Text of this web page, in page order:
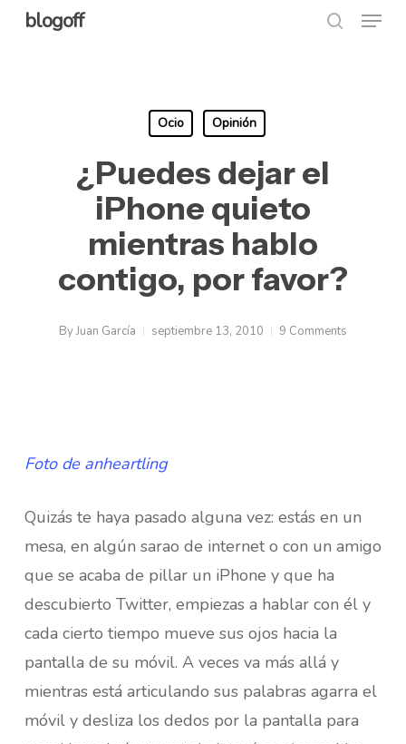
Skipblogoff Menu
Ocio Opinión
¿Puedes dejar el
iPhone quieto
mientras hablo
contigo, por favor?
ByJuan García septiembre 13, 2010 9 Comments
Foto de anheartling
Quizás te haya pasado alguna vez: estás en un
mesa, en algún sarao de internet o con un amigo
que se acaba de pillar un iPhone y que ha
descubierto Twitter, empiezas a hablar con él y
cada cierto tiempo mueve sus ojos hacia la
pantalla de su móvil. A veces va más allá y
mientras está articulando sus palabras agarra el
móvil y desliza los dedos por la pantalla para